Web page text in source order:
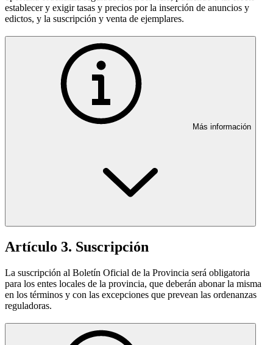
establecer y exigir tasas y precios por la inserción de anuncios y
edictos, y la suscripción y venta de ejemplares.
Más información
Artículo 3. Suscripción
La suscripción al Boletín Oficial de la Provincia será obligatoria
para los entes locales de la provincia, que deberán abonar la misma
en los términos y con las excepciones que prevean las ordenanzas
reguladoras.